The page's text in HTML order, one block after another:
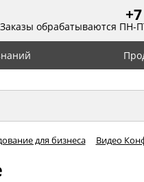
Заказы обрабатываются ПН-
для бизнеса Видео